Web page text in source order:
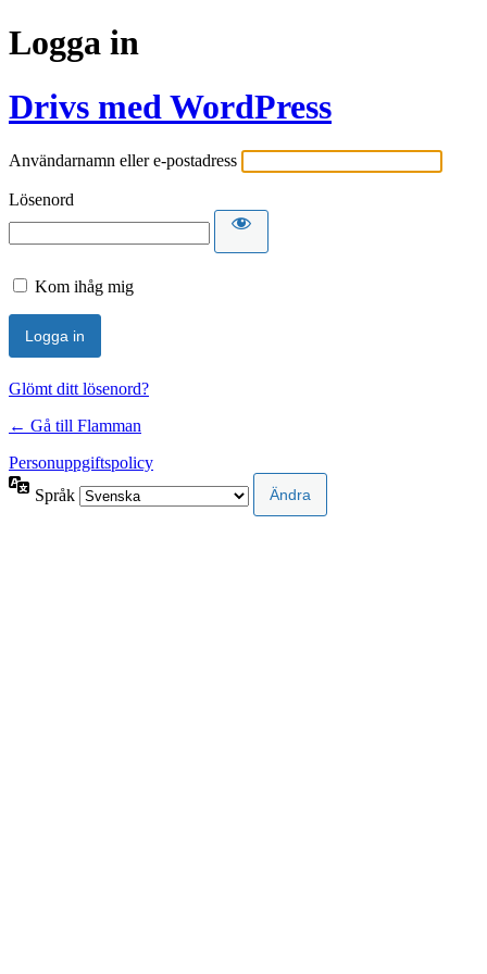
Logga in
Drivs med WordPress
Användarnamn eller e-postadress
Lösenord
Kom ihåg mig
Glömt ditt lösenord?
← Gå till Flamman
Personuppgiftspolicy
Språk